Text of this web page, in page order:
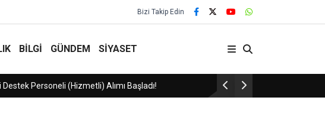
Bizi Takip Edin
BİLGİ GÜNDEM SİYASET
Kırşehir’de yaz sezonu bisiklet satış ve